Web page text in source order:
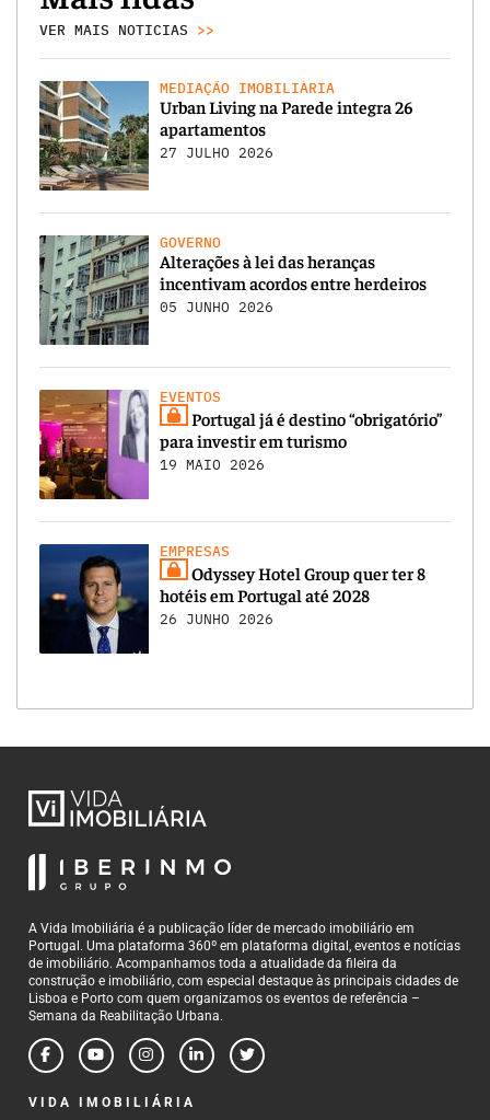
VER MAIS NOTICIAS >>
MEDIAÇÃO IMOBILIÁRIA
Urban Living na Parede integra 26
apartamentos
27 JULHO 2026
GOVERNO
Alterações à lei das heranças
incentivam acordos entre herdeiros
05 JUNHO 2026
EVENTOS
Portugal já é destino “obrigatório”
para investir em turismo
19 MAIO 2026
EMPRESAS
Odyssey Hotel Group quer ter 8
hotéis em Portugal até 2028
26 JUNHO 2026
A Vida Imobiliária é a publicação líder de mercado imobiliário em
Portugal. Uma plataforma 360º em plataforma digital, eventos e notícias
de imobiliário. Acompanhamos toda a atualidade da fileira da
construção e imobiliário, com especial destaque às principais cidades de
Lisboa e Porto com quem organizamos os eventos de referência –
Semana da Reabilitação Urbana.
VIDA IMOBILIÁRIA